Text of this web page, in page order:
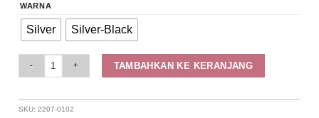
WARNA
Silver Silver-Black
TAMBAHKAN KE KERANJANG
SKU:2207-0102